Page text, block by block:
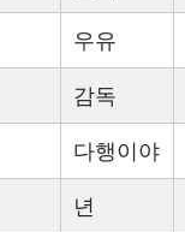
우유
감독
다행이야
년